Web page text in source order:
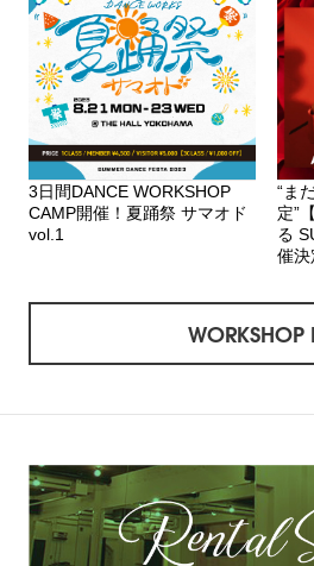
3日間DANCE WORKSHOP
CAMP開催！夏踊祭 サマオド
vol.1
“ま
定”
る
催決
WORKSHOP